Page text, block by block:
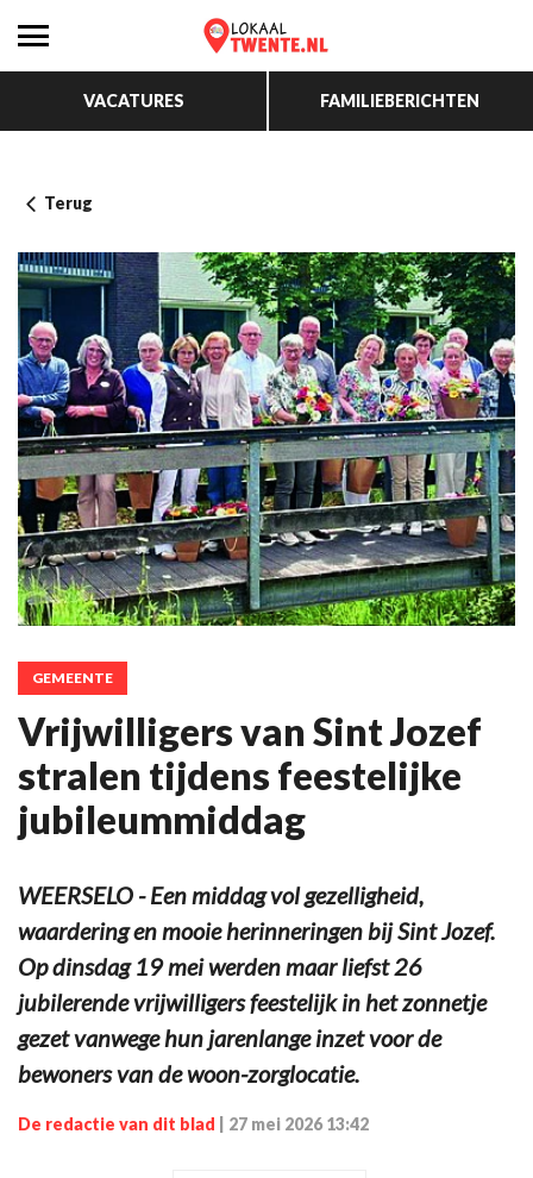
VACATURES FAMILIEBERICHTEN
Terug
GEMEENTE
Vrijwilligers van Sint Jozef
stralen tijdens feestelijke
jubileummiddag
WEERSELO - Een middag vol gezelligheid,
waardering en mooie herinneringen bij Sint Jozef.
Op dinsdag 19 mei werden maar liefst 26
jubilerende vrijwilligers feestelijk in het zonnetje
gezet vanwege hun jarenlange inzet voor de
bewoners van de woon-zorglocatie.
De redactie van dit blad 27 mei 2026 13:42